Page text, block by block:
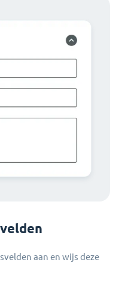
aan en wijs deze